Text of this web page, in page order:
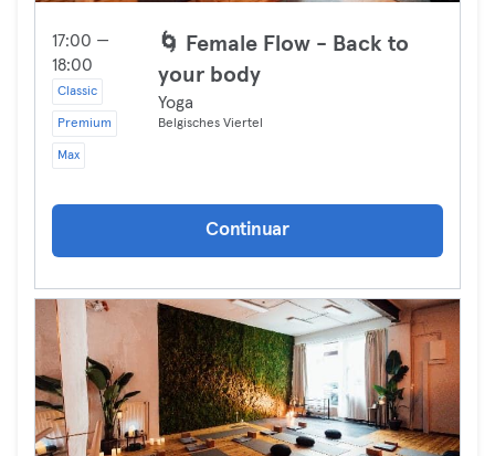
17:00 —
18:00
Classic
Premium
Max
🌀 Female Flow - Back to
your body
Yoga
Belgisches Viertel
Continuar